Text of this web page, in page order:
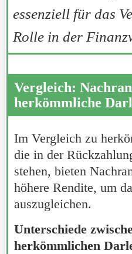
essenziell für das
Rolle in der
Vergleich:
herkömmliche
Im Vergleich zu
die in der
stehen, bieten
höhere Rendite, um
auszugleichen.
Unterschiede
herkömmlichen